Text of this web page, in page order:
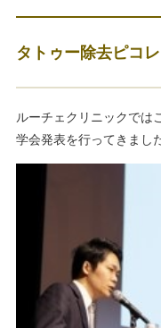
タトゥー除去ピコ
ルーチェクリニックでは
学会発表を行ってきまし